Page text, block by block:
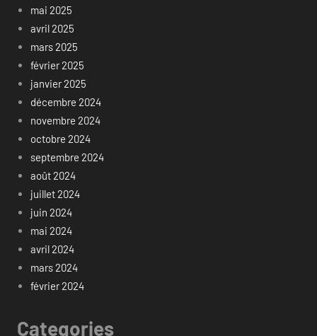
mai 2025
avril 2025
mars 2025
février 2025
janvier 2025
décembre 2024
novembre 2024
octobre 2024
septembre 2024
août 2024
juillet 2024
juin 2024
mai 2024
avril 2024
mars 2024
février 2024
Categories